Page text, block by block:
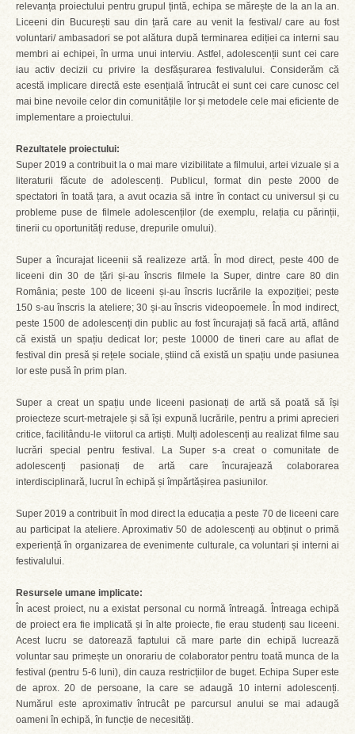
relevanța proiectului pentru grupul țintă, echipa se mărește de la an la an.
Liceeni din București sau din țară care au venit la festival/ care au fost
voluntari/ ambasadori se pot alătura după terminarea ediției ca interni sau
membri ai echipei, în urma unui interviu. Astfel, adolescenții sunt cei care
iau activ decizii cu privire la desfășurarea festivalului. Considerăm că
acestă implicare directă este esențială întrucât ei sunt cei care cunosc cel
mai bine nevoile celor din comunitățile lor și metodele cele mai eficiente de
implementare a proiectului.
Rezultatele proiectului:
Super 2019 a contribuit la o mai mare vizibilitate a filmului, artei vizuale și a
literaturii făcute de adolescenți. Publicul, format din peste 2000 de
spectatori în toată țara, a avut ocazia să intre în contact cu universul și cu
probleme puse de filmele adolescenților (de exemplu, relația cu părinții,
tinerii cu oportunități reduse, drepurile omului).
Super a încurajat liceenii să realizeze artă. În mod direct, peste 400 de
liceeni din 30 de țări și-au înscris filmele la Super, dintre care 80 din
România; peste 100 de liceeni și-au înscris lucrările la expoziției; peste
150 s-au înscris la ateliere; 30 și-au înscris videopoemele. În mod indirect,
peste 1500 de adolescenți din public au fost încurajați să facă artă, aflând
că există un spațiu dedicat lor; peste 10000 de tineri care au aflat de
festival din presă și rețele sociale, știind că există un spațiu unde pasiunea
lor este pusă în prim plan.
Super a creat un spațiu unde liceeni pasionați de artă să poată să își
proiecteze scurt-metrajele și să își expună lucrările, pentru a primi aprecieri
critice, facilitându-le viitorul ca artiști. Mulți adolescenți au realizat filme sau
lucrări special pentru festival. La Super s-a creat o comunitate de
adolescenți pasionați de artă care încurajează colaborarea
interdisciplinară, lucrul în echipă și împărtășirea pasiunilor.
Super 2019 a contribuit în mod direct la educația a peste 70 de liceeni care
au participat la ateliere. Aproximativ 50 de adolescenți au obținut o primă
experiență în organizarea de evenimente culturale, ca voluntari și interni ai
festivalului.
Resursele umane implicate:
În acest proiect, nu a existat personal cu normă întreagă. Întreaga echipă
de proiect era fie implicată și în alte proiecte, fie erau studenți sau liceeni.
Acest lucru se datorează faptului că mare parte din echipă lucrează
voluntar sau primește un onorariu de colaborator pentru toată munca de la
festival (pentru 5-6 luni), din cauza restricțiilor de buget. Echipa Super este
de aprox. 20 de persoane, la care se adaugă 10 interni adolescenți.
Numărul este aproximativ întrucât pe parcursul anului se mai adaugă
oameni în echipă, în funcție de necesități.